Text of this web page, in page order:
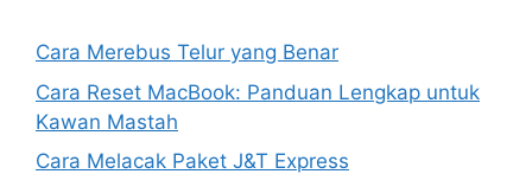
Cara Merebus Telur yang Benar
Cara Reset MacBook: Panduan Lengkap untuk
Kawan Mastah
Cara Melacak Paket J&T Express